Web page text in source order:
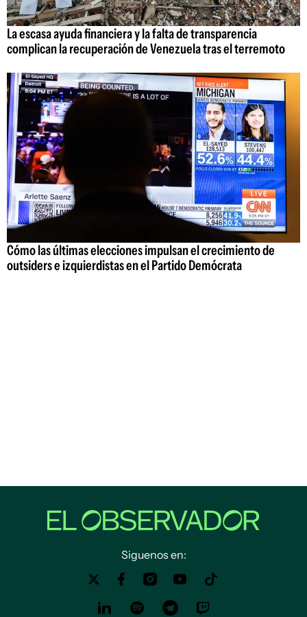
La escasa ayuda financiera y la falta de transparencia
complican la recuperación de Venezuela tras el terremoto
Cómo las últimas elecciones impulsan el crecimiento de
outsiders e izquierdistas en el Partido Demócrata
Siguenos en: